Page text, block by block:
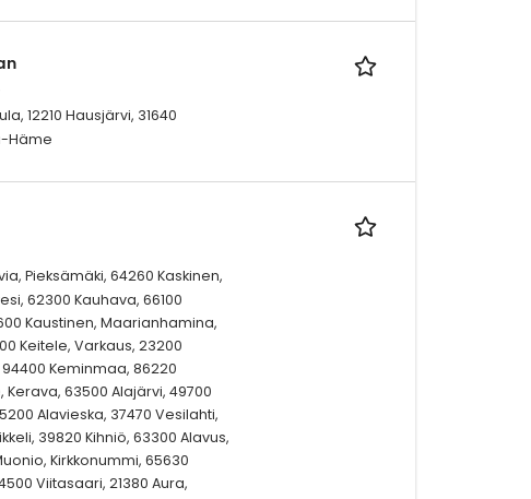
12210 Hausjärvi, 31640
Häme
Pieksämäki, 64260 Kaskinen,
62300 Kauhava, 66100
Kaustinen, Maarianhamina,
Keitele, Varkaus, 23200
94400 Keminmaa, 86220
63500 Alajärvi, 49700
Alavieska, 37470 Vesilahti,
39820 Kihniö, 63300 Alavus,
Kirkkonummi, 65630
Viitasaari, 21380 Aura,